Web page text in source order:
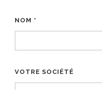
NOM *
VOTRE SOCIÉTÉ